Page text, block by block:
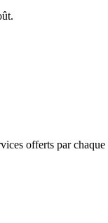
offerts par